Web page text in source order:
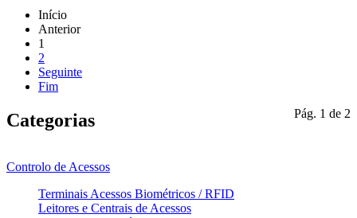
Início
Anterior
1
2
Seguinte
Fim
Pág. 1 de 2
Categorias
Controlo de Acessos
Terminais Acessos Biométricos / RFID
Leitores e Centrais de Acessos